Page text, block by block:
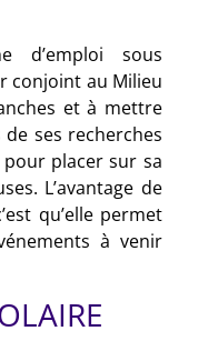
d’emploi sous
conjoint au Milieu
et à mettre
ses recherches
placer sur sa
L’avantage de
qu’elle permet
à venir